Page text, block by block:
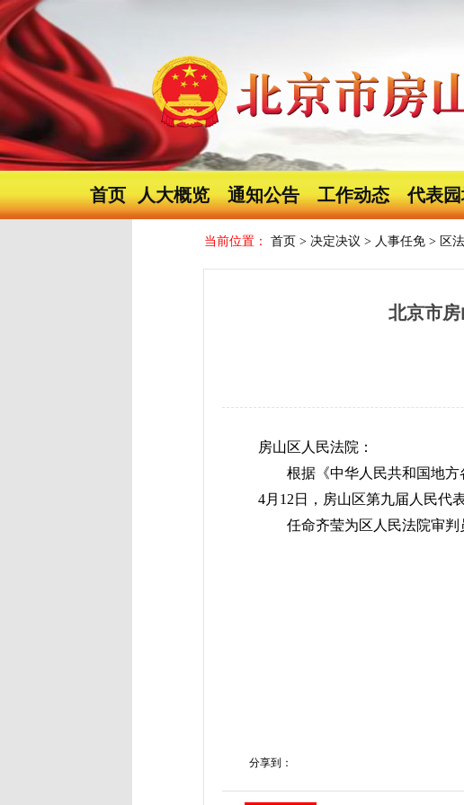
首页 人大概览 通知公告 工作动态 代表
当前位置： 首页 > 决定决议 > 人事任免 > 区
北京市
房山区人民法院：
根据《中华人民共和国地方
4月12日，房山区第九届人民代
任命齐莹为区人民法院审判
分享到：